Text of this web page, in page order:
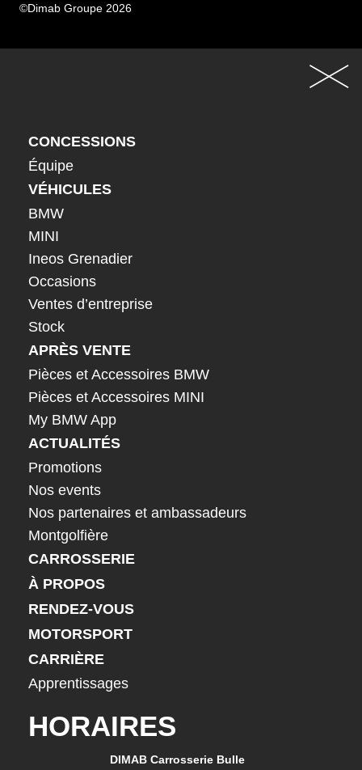
©Dimab Groupe 2026
CONCESSIONS
Équipe
VÉHICULES
BMW
MINI
Ineos Grenadier
Occasions
Ventes d’entreprise
Stock
APRÈS VENTE
Pièces et Accessoires BMW
Pièces et Accessoires MINI
My BMW App
ACTUALITÉS
Promotions
Nos events
Nos partenaires et ambassadeurs
Montgolfière
CARROSSERIE
À PROPOS
RENDEZ-VOUS
MOTORSPORT
CARRIÈRE
Apprentissages
HORAIRES
DIMAB Carrosserie Bulle